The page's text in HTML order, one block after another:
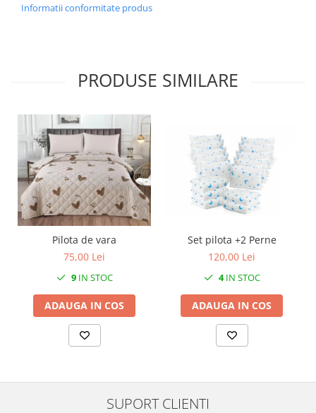
Informatii conformitate produs
PRODUSE SIMILARE
Pilota de vara
75,00 Lei
9IN STOC
ADAUGA IN COS
Set pilota +2 Perne
120,00 Lei
4IN STOC
ADAUGA IN COS
SUPORT CLIENTI